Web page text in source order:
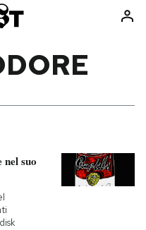
Consumismi
Media
suo